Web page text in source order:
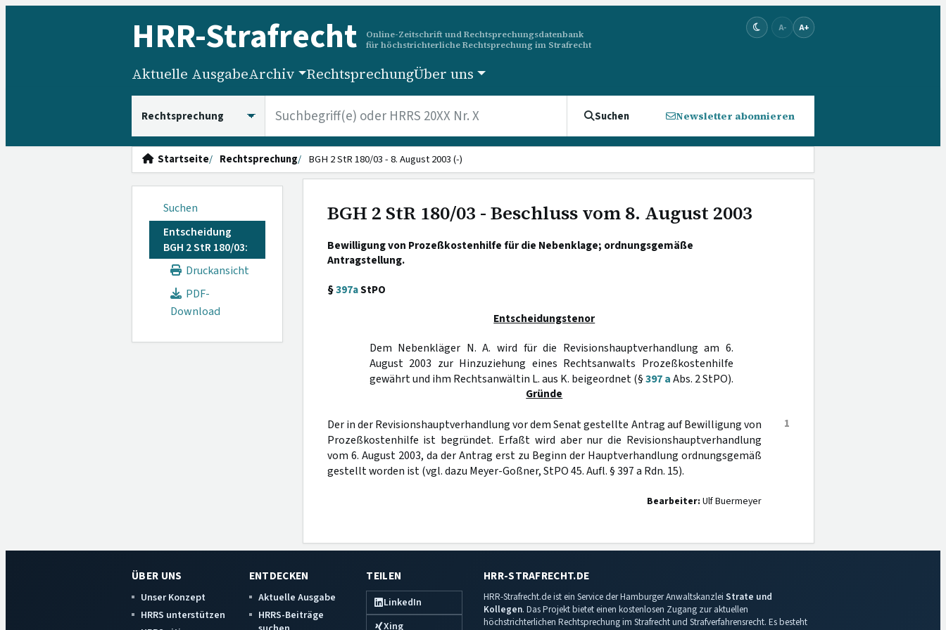
HRR-Strafrecht
Online-Zeitschrift und Rechtsprechungsdatenbank
für höchstrichterliche Rechtsprechung im Strafrecht
A- A+
Aktuelle AusgabeArchiv RechtsprechungÜber uns
Suchen Newsletter abonnieren
Startseite Rechtsprechung BGH 2 StR 180/03 - 8. August 2003 (-)
Suchen
Entscheidung
BGH 2 StR 180/03:
Druckansicht
PDF-
Download
BGH 2 StR 180/03 - Beschluss vom 8. August 2003
Bewilligung von Prozeßkostenhilfe für die Nebenklage; ordnungsgemäße
Antragstellung.
§397aStPO
Entscheidungstenor
Dem Nebenkläger N. A. wird für die Revisionshauptverhandlung am 6.
August 2003 zur Hinzuziehung eines Rechtsanwalts Prozeßkostenhilfe
gewährt und ihm Rechtsanwältin L. aus K. beigeordnet (§397 aAbs. 2 StPO).
Gründe
1
Der in der Revisionshauptverhandlung vor dem Senat gestellte Antrag auf Bewilligung von
Prozeßkostenhilfe ist begründet. Erfaßt wird aber nur die Revisionshauptverhandlung
vom 6. August 2003, da der Antrag erst zu Beginn der Hauptverhandlung ordnungsgemäß
gestellt worden ist (vgl. dazu Meyer-Goßner, StPO 45. Aufl. § 397 a Rdn. 15).
Bearbeiter: Ulf Buermeyer
ÜBER UNS
Unser Konzept
HRRS unterstützen
ENTDECKEN
Aktuelle Ausgabe
HRRS-Beiträge
TEILEN
LinkedIn
Xing
HRR-STRAFRECHT.DE
HRR-Strafrecht.de ist ein Service der Hamburger Anwaltskanzlei Strate und
Kollegen. Das Projekt bietet einen kostenlosen Zugang zur aktuellen
höchstrichterlichen Rechtsprechung im Strafrecht und Strafverfahrensrecht. Es besteht